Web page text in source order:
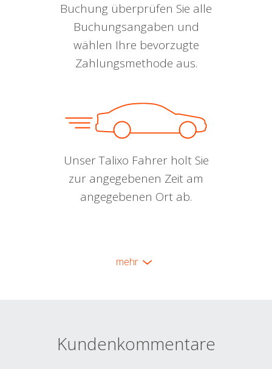
Buchung überprüfen Sie alle
Buchungsangaben und
wählen Ihre bevorzugte
Zahlungsmethode aus.
Unser Talixo Fahrer holt Sie
zur angegebenen Zeit am
angegebenen Ort ab.
mehr
Kundenkommentare